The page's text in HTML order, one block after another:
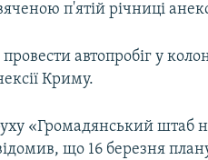
п'ятій річниці
автопробіг у
Криму.
«Громадянський штаб
що 16 березня